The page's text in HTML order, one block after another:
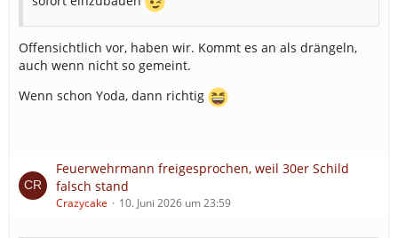
Offensichtlich vor, haben wir. Kommt es an als drängeln,
auch wenn nicht so gemeint.
Wenn schon Yoda, dann richtig
Feuerwehrmann freigesprochen, weil 30er Schild
falsch stand
Crazycake 10. Juni 2026 um 23:59